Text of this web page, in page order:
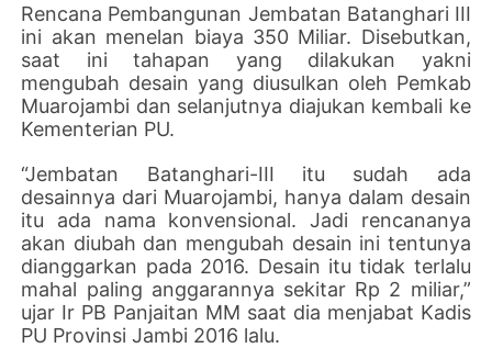
Rencana Pembangunan Jembatan Batanghari III
ini akan menelan biaya 350 Miliar. Disebutkan,
saat ini tahapan yang dilakukan yakni
mengubah desain yang diusulkan oleh Pemkab
Muarojambi dan selanjutnya diajukan kembali ke
Kementerian PU.
“Jembatan Batanghari-III itu sudah ada
desainnya dari Muarojambi, hanya dalam desain
itu ada nama konvensional. Jadi rencananya
akan diubah dan mengubah desain ini tentunya
dianggarkan pada 2016. Desain itu tidak terlalu
mahal paling anggarannya sekitar Rp 2 miliar,”
ujar Ir PB Panjaitan MM saat dia menjabat Kadis
PU Provinsi Jambi 2016 lalu.